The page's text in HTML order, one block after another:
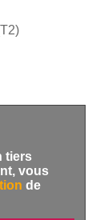
tiers
vous
de